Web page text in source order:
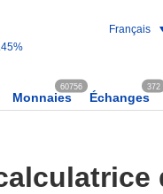
Français
Monnaies
60756
Échanges
372